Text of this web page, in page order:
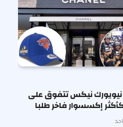
نيكس تتفوق على
إكسسوار فاخر طلبا